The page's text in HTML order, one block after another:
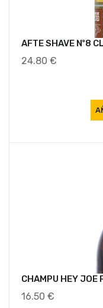
AFTE SHAVE Nº8
24.80 €
CHAMPU HEY JOE
16.50 €